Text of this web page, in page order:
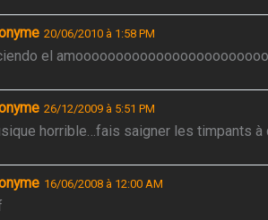
20/06/2010 à 1:58 PM
el
26/12/2009 à 5:51 PM
horrible…fais saigner les timpants à
16/06/2008 à 12:00 AM